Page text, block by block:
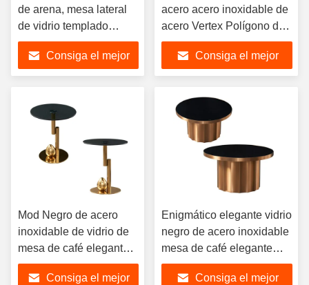
de arena, mesa lateral
de vidrio templado
brillante
Consiga el mejor
acero acero inoxidable de
acero Vertex Polígono de
vidrio Metal negro
distintivoConsiga el mejor
Mod Negro de acero
inoxidable de vidrio de
mesa de café elegante
Estética
Consiga el mejor
Enigmático elegante vidrio
negro de acero inoxidable
mesa de café elegante
redonda
Consiga el mejor